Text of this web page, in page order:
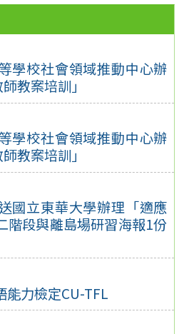
學校社會領域推動中心辦
教案培訓」
學校社會領域推動中心辦
教案培訓」
國立東華大學辦理「適應
階段與離島場研習海報1份
能力檢定CU-TFL